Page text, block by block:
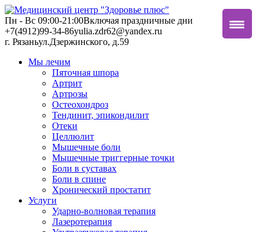
Пн - Вс 09:00-21:00Включая праздничные дни
+7(4912)99-34-86yulia.zdr62@yandex.ru
г. Рязаньул.Дзержинского, д.59
Мы лечим
Пяточная шпора
Артрит
Артрозы
Остеохондроз
Тендинит, эпикондилит
Отеки
Целлюлит
Мышечные боли
Мышечные триггерные точки
Боли в суставах
Боли в спине
Хронический простатит
Услуги
Ударно-волновая терапия
Лазеротерапия